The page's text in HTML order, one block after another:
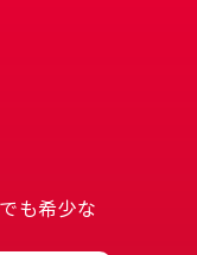
も希少な